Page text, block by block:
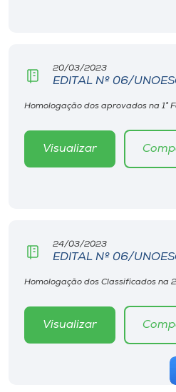
20/03/2023
EDITAL Nº 06/
Homologação dos aprovados na 1°
Visualizar
24/03/2023
EDITAL Nº 06/
Homologação dos Classificados na
Visualizar